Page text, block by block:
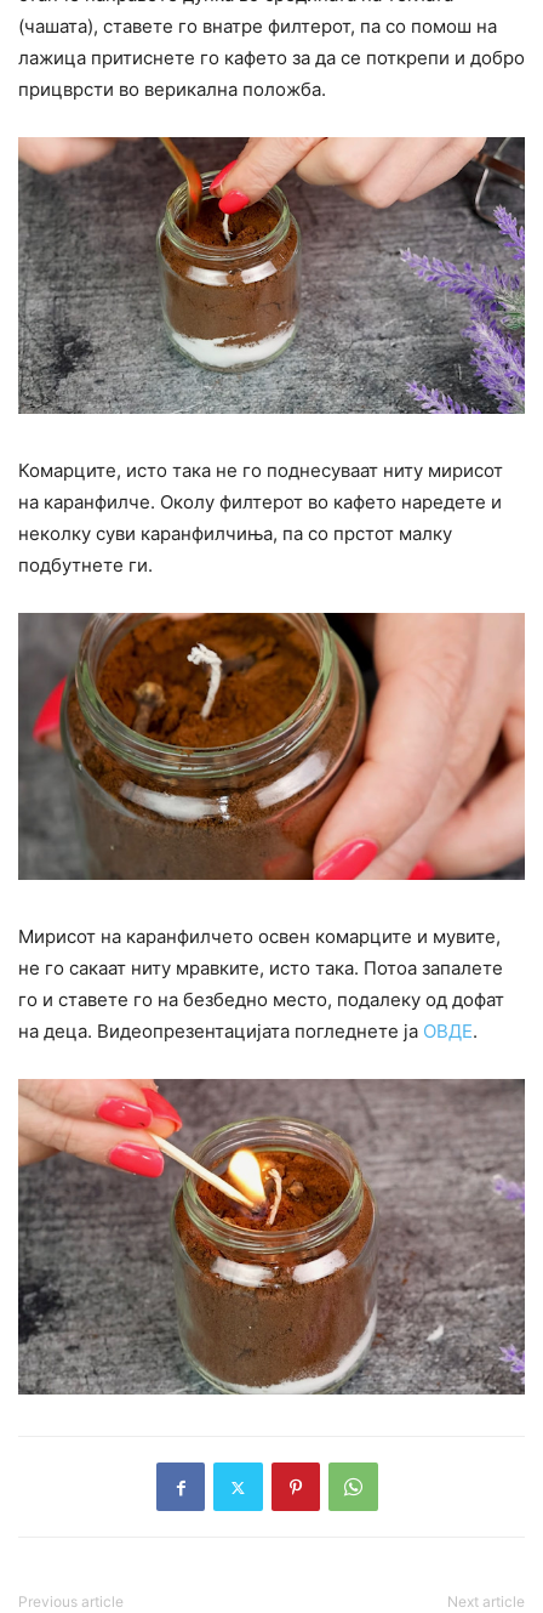
(чашата), ставете го внатре филтерот, па со помош на
лажица притиснете го кафето за да се поткрепи и добро
прицврсти во верикална положба.
Комарците, исто така не го поднесуваат ниту мирисот
на каранфилче. Околу филтерот во кафето наредете и
неколку суви каранфилчиња, па со прстот малку
подбутнете ги.
Мирисот на каранфилчето освен комарците и мувите,
не го сакаат ниту мравките, исто така. Потоа запалете
го и ставете го на безбедно место, подалеку од дофат
на деца. Видеопрезентацијата погледнете ја ОВДЕ.
Previous article Next article